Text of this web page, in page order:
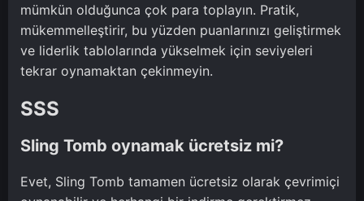
mümkün olduğunca çok para toplayın. Pratik,
mükemmelleştirir, bu yüzden puanlarınızı geliştirmek
ve liderlik tablolarında yükselmek için seviyeleri
tekrar oynamaktan çekinmeyin.
SSS
Sling Tomb oynamak ücretsiz mi?
Evet, Sling Tomb tamamen ücretsiz olarak çevrimiçi